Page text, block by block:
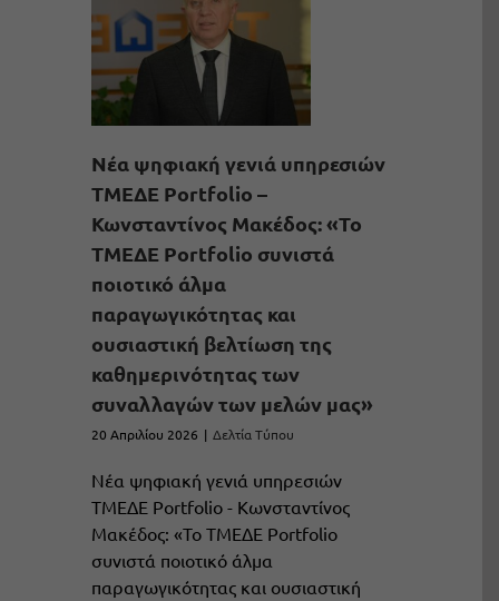
Νέα ψηφιακή γενιά υπηρεσιών
ΤΜΕΔΕ Portfolio –
Κωνσταντίνος Μακέδος: «Το
ΤΜΕΔΕ Portfolio συνιστά
ποιοτικό άλμα
παραγωγικότητας και
ουσιαστική βελτίωση της
καθημερινότητας των
συναλλαγών των μελών μας»
20 Απριλίου 2026 | Δελτία Τύπου
Νέα ψηφιακή γενιά υπηρεσιών
ΤΜΕΔΕ Portfolio - Κωνσταντίνος
Μακέδος: «Το ΤΜΕΔΕ Portfolio
συνιστά ποιοτικό άλμα
παραγωγικότητας και ουσιαστική